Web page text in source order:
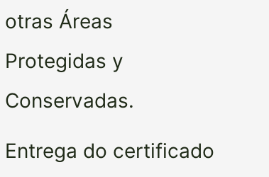
otras Áreas
Protegidas y
Conservadas.
Entrega do certificado